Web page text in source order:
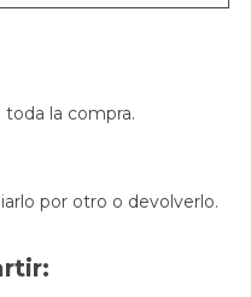
la compra.
por otro o devolverlo.